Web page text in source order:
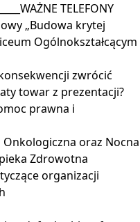
TELEFONY
„Budowa krytej
Ogólnokształcącym
zwrócić
towar z prezentacji?
prawna i
Onkologiczna oraz Nocna
Zdrowotna
organizacji